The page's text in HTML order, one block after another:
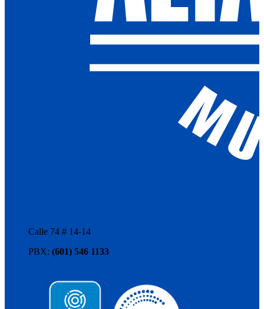
Calle 74 # 14-14
PBX: (601) 546 1133